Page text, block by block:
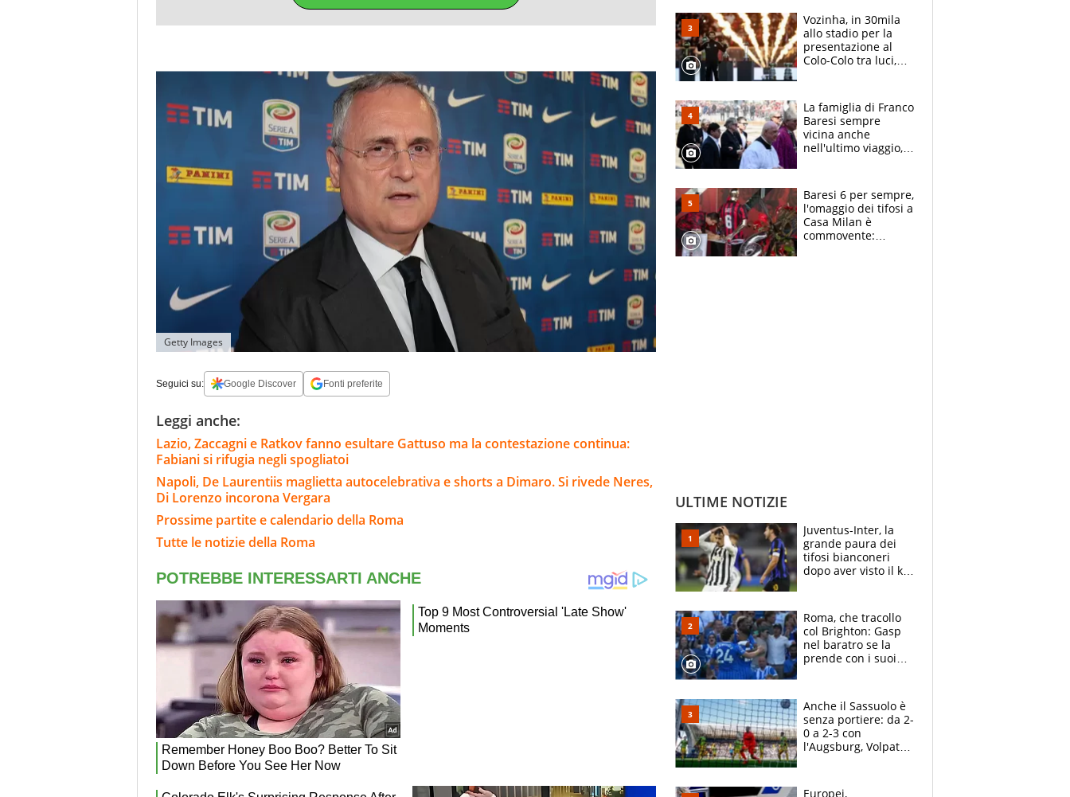
Getty Images
Seguici su: Google Discover Fonti preferite
Leggi anche:
Lazio, Zaccagni e Ratkov fanno esultare Gattuso ma la contestazione continua:
Fabiani si rifugia negli spogliatoi
Napoli, De Laurentiis maglietta autocelebrativa e shorts a Dimaro. Si rivede Neres,
Di Lorenzo incorona Vergara
Prossime partite e calendario della Roma
Tutte le notizie della Roma
Vozinha, in 30mila
allo stadio per la
presentazione al
Colo-Colo tra luci,
La famiglia di Franco
Baresi sempre
vicina anche
nell'ultimo viaggio,
circondati
dall'affetto dei tifosi
Baresi 6 per sempre,
l'omaggio dei tifosi a
Casa Milan è
commovente:
ULTIME NOTIZIE
Juventus-Inter, la
grande paura dei
tifosi bianconeri
dopo aver visto il ko
Roma, che tracollo
col Brighton: Gasp
nel baratro se la
prende con i suoi
Anche il Sassuolo è
senza portiere: da 2-
0 a 2-3 con
l'Augsburg, Volpato
Europei,